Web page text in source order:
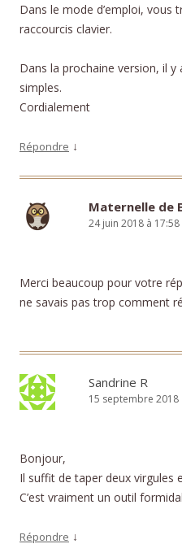
Dans le mode d’emploi, vous
raccourcis clavier.
Dans la prochaine version, il y
simples.
Cordialement
Répondre ↓
Maternelle de
24 juin 2018 à 17:58
Merci beaucoup pour votre
ne savais pas trop comment
Sandrine R
15 septembre 2018
Bonjour,
Il suffit de taper deux virgules
C’est vraiment un outil
Répondre ↓